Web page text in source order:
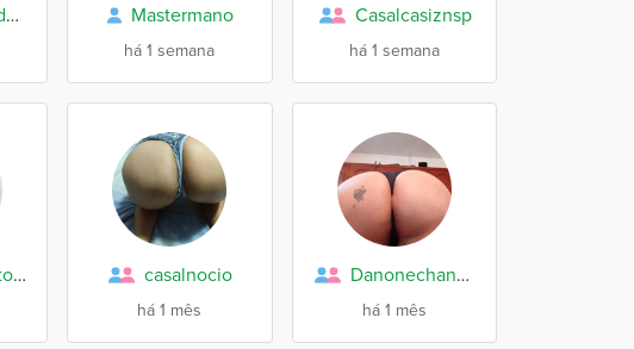
Kasalmaniadefd Mastermano
há 1 semana
Casalcasiznsp
há 1 semana
Marcelagostosa casalnocio
há 1 mês
Danonechandely
há 1 mês